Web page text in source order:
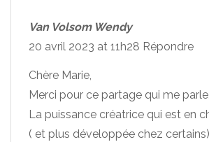
Van Volsom Wendy
20 avril 2023 at 11h28 Répondre
Chère Marie,
Merci pour ce partage qui me parle.
La puissance créatrice qui est en
( et plus développée chez